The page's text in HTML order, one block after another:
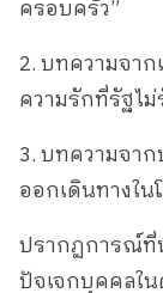
ครอบครัว”
2. บทความจาก
ความรักที่รัฐไม่
3. บทความจา
ออกเดินทางใน
ปรากฏการณ์ที่
ปัจเจกบุคคลใ